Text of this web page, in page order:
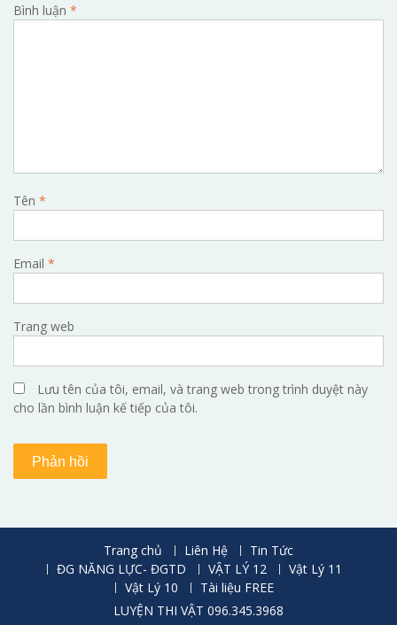
Bình luận *
Tên *
Email *
Trang web
Lưu tên của tôi, email, và trang web trong trình duyệt này
cho lần bình luận kế tiếp của tôi.
Trang chủ Liên Hệ
Tin Tức
ĐG NĂNG LỰC- ĐGTD
VẬT LÝ 12
Vật Lý 11
Vật Lý 10
Tài liệu FREE
LUYỆN THI VẬT 096.345.3968